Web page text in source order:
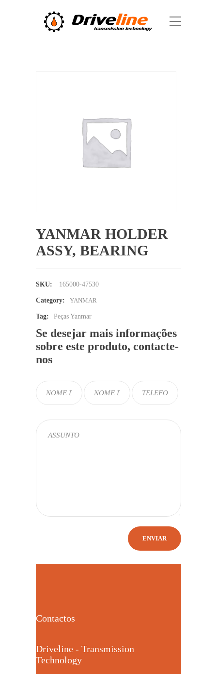
YANMAR HOLDER
ASSY, BEARING
SKU: 165000-47530
Category: YANMAR
Tag: Peças Yanmar
Se desejar mais informações
sobre este produto, contacte-
nos
Contactos
Driveline - Transmission
Technology